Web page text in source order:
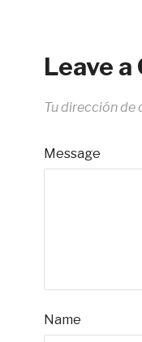
Leave
Tu dirección de
Message
Name